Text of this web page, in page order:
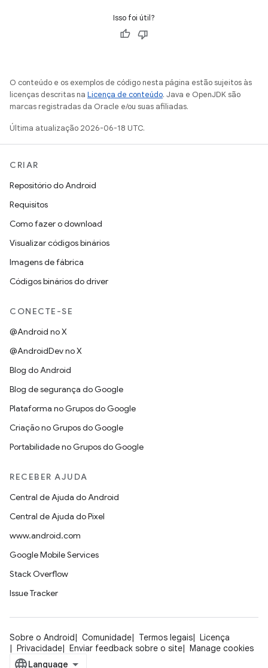
Isso foi útil?
O conteúdo e os exemplos de código nesta página estão sujeitos às
licenças descritas na Licença de conteúdo. Java e OpenJDK são
marcas registradas da Oracle e/ou suas afiliadas.
Última atualização 2026-06-18 UTC.
CRIAR
Repositório do Android
Requisitos
Como fazer o download
Visualizar códigos binários
Imagens de fábrica
Códigos binários do driver
CONECTE-SE
@Android no X
@AndroidDev no X
Blog do Android
Blog de segurança do Google
Plataforma no Grupos do Google
Criação no Grupos do Google
Portabilidade no Grupos do Google
RECEBER AJUDA
Central de Ajuda do Android
Central de Ajuda do Pixel
www.android.com
Google Mobile Services
Stack Overflow
Issue Tracker
Sobre o Android Comunidade Termos legais
Licença
Privacidade
Enviar feedback sobre o site Manage cookies